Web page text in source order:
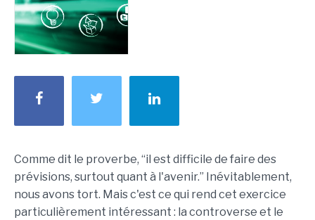
Comme dit le proverbe, “il est difficile de faire des
prévisions, surtout quant à l'avenir.” Inévitablement,
nous avons tort. Mais c'est ce qui rend cet exercice
particulièrement intéressant : la controverse et le